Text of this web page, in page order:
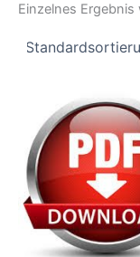
Einzelnes